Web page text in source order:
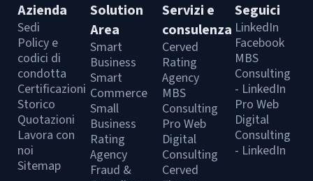
Azienda
Sedi
Policy e
codici di
condotta
Certificazioni
Storico
Quotazioni
Lavora con
noi
Sitemap
Solution
Area
Smart
Business
Smart
Commerce
Small
Business
Rating
Agency
Fraud &
Servizi e
consulenza
Cerved
Rating
Agency
MBS
Consulting
Pro Web
Digital
Consulting
Cerved
Seguici
LinkedIn
Facebook
MBS
Consulting
- LinkedIn
Pro Web
Digital
Consulting
- LinkedIn